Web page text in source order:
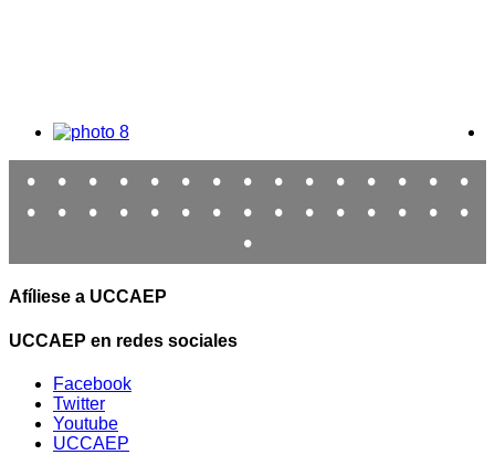
• • • • • • • • • • • • • •
•
•
• • • • • • • • • • • • •
•
•
Afíliese a UCCAEP
UCCAEP en redes sociales
Facebook
Twitter
Youtube
UCCAEP